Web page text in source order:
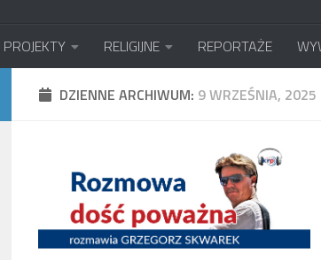
PROJEKTY RELIGIJNE REPORTAŻE
DZIENNE ARCHIWUM: 9 WRZEŚNIA, 2025